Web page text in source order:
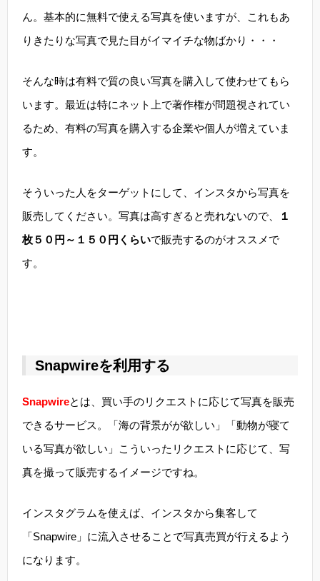
ん。基本的に無料で使える写真を使いますが、これもあ
りきたりな写真で見た目がイマイチな物ばかり・・・
そんな時は有料で質の良い写真を購入して使わせてもら
います。最近は特にネット上で著作権が問題視されてい
るため、有料の写真を購入する企業や個人が増えていま
す。
そういった人をターゲットにして、インスタから写真を
販売してください。写真は高すぎると売れないので、
１
枚５０円～１５０円くらいで販売するのがオススメで
す。
Snapwireを利用する
Snapwireとは、買い手のリクエストに応じて写真を販売
できるサービス。「海の背景がが欲しい」「動物が寝て
いる写真が欲しい」こういったリクエストに応じて、写
真を撮って販売するイメージですね。
インスタグラムを使えば、インスタから集客して
「Snapwire」に流入させることで写真売買が行えるよう
になります。